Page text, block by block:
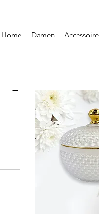
Home Damen Accessoire